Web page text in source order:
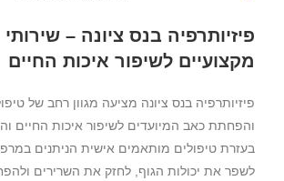
פיזיותרפיה בנס ציונה – שירותי
מקצועיים לשיפור איכות החיים
פיזיותרפיה בנס ציונה מציעה מגוון רחב של
והפחתת כאב המיועדים לשיפור איכות החיים
בעזרת טיפולים מותאמים אישית הניתנים
לשפר את יכולות הגוף, לחזק את השרירים